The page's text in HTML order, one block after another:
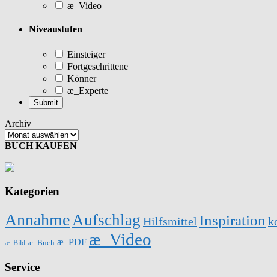
æ_Video
Niveaustufen
Einsteiger
Fortgeschrittene
Könner
æ_Experte
Archiv
BUCH KAUFEN
Kategorien
Annahme Aufschlag Hilfsmittel Inspiration
æ_Bild æ_Buch æ_PDF æ_Video
Service